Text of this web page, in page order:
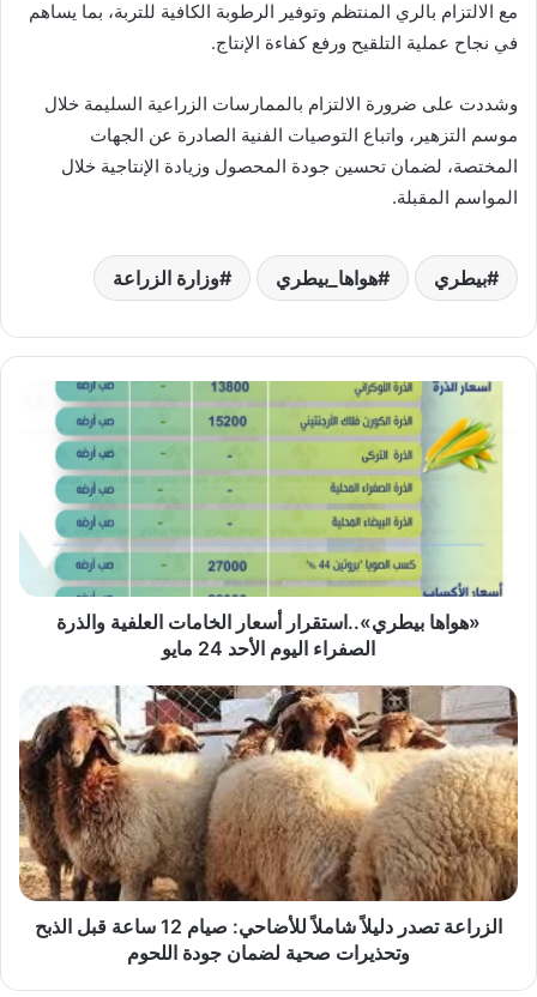
مع الالتزام بالري المنتظم وتوفير الرطوبة الكافية للتربة، بما يساهم
في نجاح عملية التلقيح ورفع كفاءة الإنتاج.
وشددت على ضرورة الالتزام بالممارسات الزراعية السليمة خلال
موسم التزهير، واتباع التوصيات الفنية الصادرة عن الجهات
المختصة، لضمان تحسين جودة المحصول وزيادة الإنتاجية خلال
المواسم المقبلة.
بيطري هواها_بيطري وزارة الزراعة
«هواها
بيطري»..استقرار
أسعار
الخامات
الصفراء
الأحد
«هواها بيطري»..استقرار أسعار الخامات العلفية والذرة
الصفراء اليوم الأحد 24 مايو
الزراعة
تصدر
دليلاً
شاملاً
للأضاحي:
صيام
12
ساعة
قبل
الذبح
الزراعة تصدر دليلاً شاملاً للأضاحي: صيام 12 ساعة قبل الذبح
وتحذيرات صحية لضمان جودة اللحوم